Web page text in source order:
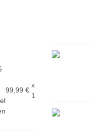
99,99 €
x
1